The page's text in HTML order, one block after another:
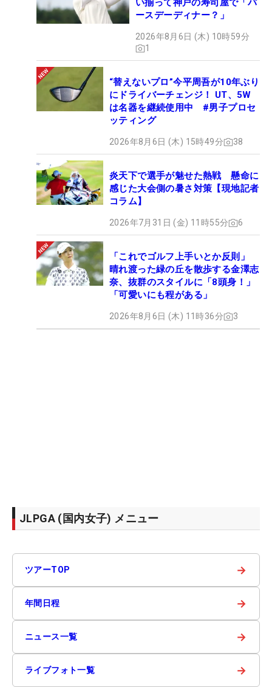
い揃って神戸の寿司屋で「バ
ースデーディナー？」
2026年8月6日 (木) 10時59分
1
“替えないプロ”今平周吾が10年ぶり
にドライバーチェンジ！ UT、5W
は名器を継続使用中 #男子プロセ
ッティング
2026年8月6日 (木) 15時49分 38
炎天下で選手が魅せた熱戦 懸命に
感じた大会側の暑さ対策【現地記者
コラム】
2026年7月31日 (金) 11時55分 6
「これでゴルフ上手いとか反則」
晴れ渡った緑の丘を散歩する金澤志
奈、抜群のスタイルに「8頭身！」
「可愛いにも程がある」
2026年8月6日 (木) 11時36分 3
JLPGA (国内女子) メニュー
ツアーTOP →
年間日程 →
ニュース一覧 →
ライブフォト一覧 →